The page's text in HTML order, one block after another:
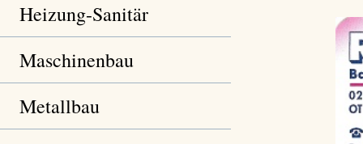
Heizung-Sanitär
Maschinenbau
Metallbau